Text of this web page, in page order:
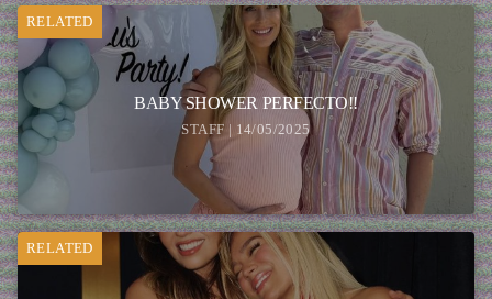
RELATED
BABY SHOWER PERFECTO!!
STAFF | 14/05/2025
RELATED